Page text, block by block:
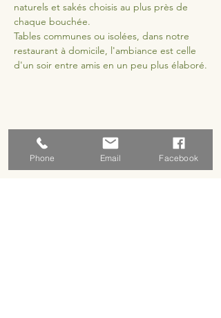
naturels et sakés choisis au plus près de
chaque bouchée.
Tables communes ou isolées, dans notre
restaurant à domicile, l'ambiance est celle
d'un soir entre amis en un peu plus élaboré.
Partager cet événement
Phone Email Facebook